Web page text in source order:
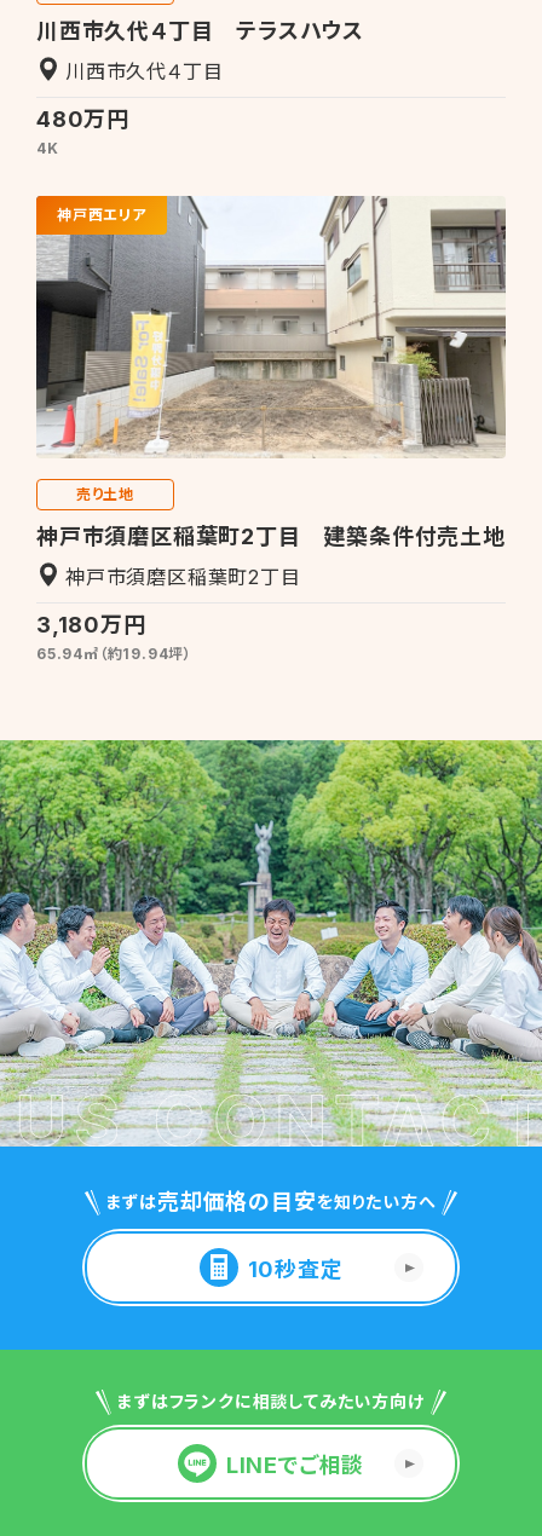
川西市久代４丁目 テラスハウス
480万円
4K
川西市久代４丁目
神戸西エリア
売り土地
神戸市須磨区稲葉町2丁目 建築条件付売土地
3,180万円
65.94㎡（約19.94坪）
神戸市須磨区稲葉町2丁目
まずは売却価格の目安を知りたい方へ
10秒査定
まずはフランクに相談してみたい方向け
LINEでご相談